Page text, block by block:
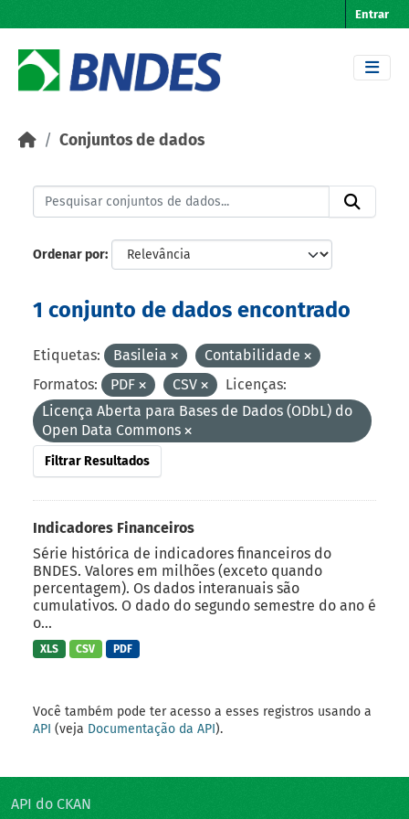
Entrar
Conjuntos de dados
Ordenar por
1 conjunto de dados encontrado
Etiquetas: Basileia
Contabilidade
Formatos:
PDF CSV
Licenças:
Licença Aberta para Bases de Dados (ODbL) do
Open Data Commons
Filtrar Resultados
Indicadores Financeiros
Série histórica de indicadores financeiros do
BNDES. Valores em milhões (exceto quando
percentagem). Os dados interanuais são
cumulativos. O dado do segundo semestre do ano é
o...
XLS CSV PDF
Você também pode ter acesso a esses registros usando a
API (veja Documentação da API).
API do CKAN